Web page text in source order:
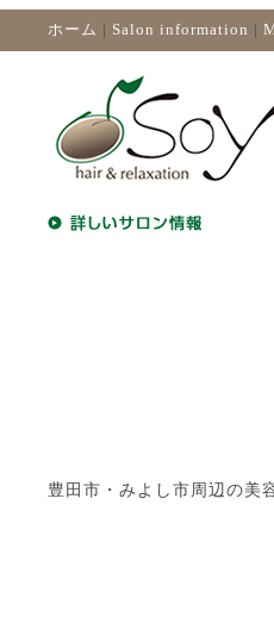
ホーム | Salon information |
豊田市・みよし市周辺の美